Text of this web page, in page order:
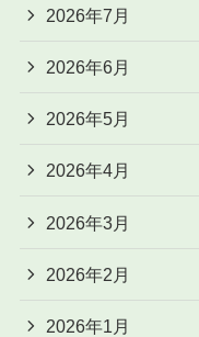
2026年7月
2026年6月
2026年5月
2026年4月
2026年3月
2026年2月
2026年1月